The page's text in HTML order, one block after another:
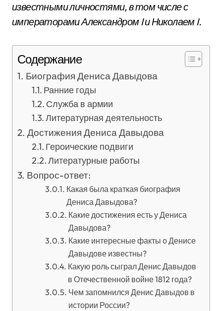
известными личностями, в том числе с
императорами Александром I и Николаем I.
Содержание
Биография Дениса Давыдова
Ранние годы
Служба в армии
Литературная деятельность
Достижения Дениса Давыдова
Героические подвиги
Литературные работы
Вопрос-ответ:
Какая была краткая биография
Дениса Давыдова?
Какие достижения есть у Дениса
Давыдова?
Какие интересные факты о Денисе
Давыдове известны?
Какую роль сыграл Денис Давыдов
в Отечественной войне 1812 года?
Чем запомнился Денис Давыдов в
истории России?